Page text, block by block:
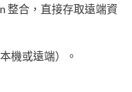
整合，直接存取遠端資
機或遠端）。